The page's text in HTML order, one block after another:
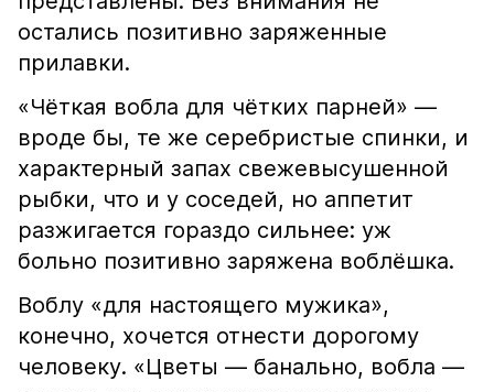
остались позитивно заряженные
прилавки.
«Чёткая вобла для чётких парней» —
вроде бы, те же серебристые спинки, и
характерный запах свежевысушенной
рыбки, что и у соседей, но аппетит
разжигается гораздо сильнее: уж
больно позитивно заряжена воблёшка.
Воблу «для настоящего мужика»,
конечно, хочется отнести дорогому
человеку. «Цветы — банально, вобла —